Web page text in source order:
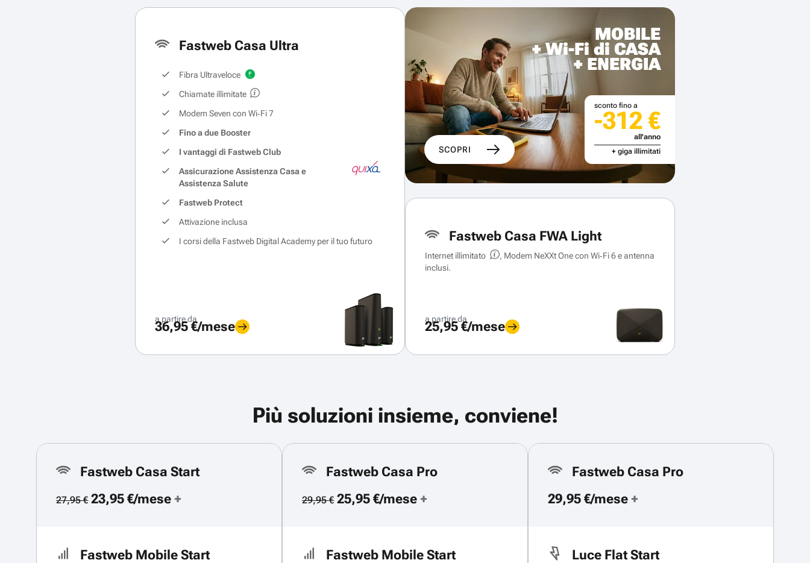
Fastweb Casa Ultra
Fibra Ultraveloce
Chiamate illimitate
Modem Seven con Wi‑Fi 7
Fino a due Booster
I vantaggi di Fastweb Club
Assicurazione Assistenza Casa e
Assistenza Salute
Fastweb Protect
Attivazione inclusa
I corsi della Fastweb Digital Academy per il tuo futuro
a partire da
36,95 €/mese
MOBILE
+ Wi-Fi di CASA
+ ENERGIA
SCOPRI
sconto fino a
-312 €
all'anno
+ giga illimitati
Fastweb Casa FWA Light
Internet illimitato
, Modem NeXXt One con Wi‑Fi 6 e antenna
inclusi.
a partire da
25,95 €/mese
Più soluzioni insieme, conviene!
Fastweb Casa Start
27,95 €23,95 €/mese +
Fastweb Mobile Start
Fastweb Casa Pro
29,95 €25,95 €/mese +
Fastweb Mobile Start
Fastweb Casa Pro
29,95 €/mese +
Luce Flat Start